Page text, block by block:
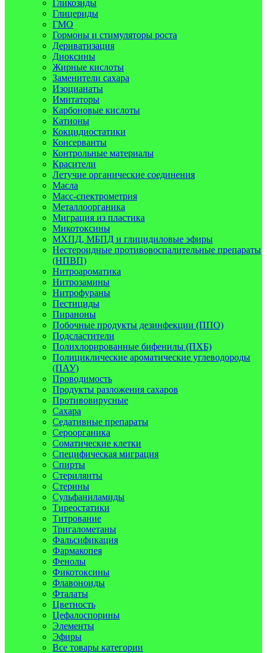
Гликозиды
Глицериды
ГМО
Гормоны и стимуляторы роста
Дериватизация
Диоксины
Жирные кислоты
Заменители сахара
Изоцианаты
Имитаторы
Карбоновые кислоты
Катионы
Кокцидиостатики
Консерванты
Контрольные материалы
Красители
Летучие органические соединения
Масла
Масс-спектрометрия
Металлоорганика
Миграция из пластика
Микотоксины
МХПД, МБПД и глицидиловые эфиры
Нестероидные противовоспалительные препараты
(НПВП)
Нитроароматика
Нитрозамины
Нитрофураны
Пестициды
Пираноны
Побочные продукты дезинфекции (ППО)
Подсластители
Полихлорированные бифенилы (ПХБ)
Полициклические ароматические углеводороды
(ПАУ)
Проводимость
Продукты разложения сахаров
Противовирусные
Сахара
Седативные препараты
Сероорганика
Соматические клетки
Специфическая миграция
Спирты
Стерилянты
Стерины
Сульфаниламиды
Тиреостатики
Титрование
Тригалометаны
Фальсификация
Фармакопея
Фенолы
Фикотоксины
Флавоноиды
Фталаты
Цветность
Цефалоспорины
Элементы
Эфиры
Все товары категории